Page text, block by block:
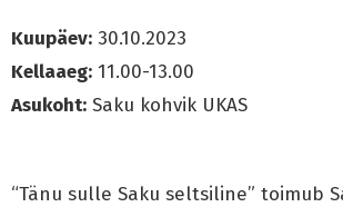
Kuupäev: 30.10.2023
Kellaaeg: 11.00-13.00
Asukoht: Saku kohvik UKAS
“Tänu sulle Saku seltsiline” toimub